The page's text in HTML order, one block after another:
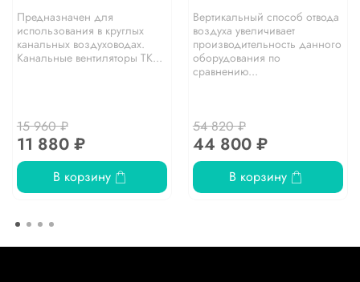
Предназначен для
использования в круглых
канальных воздуховодах.
Канальные вентиляторы TK...
15 960 ₽
11 880 ₽
В корзину
Вертикальный способ отвода
воздуха увеличивает
производительность данного
оборудования по
сравнению...
54 820 ₽
44 800 ₽
В корзину